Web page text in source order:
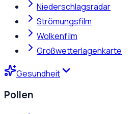
Niederschlagsradar
Strömungsfilm
Wolkenfilm
Großwetterlagenkarte
Gesundheit
Pollen